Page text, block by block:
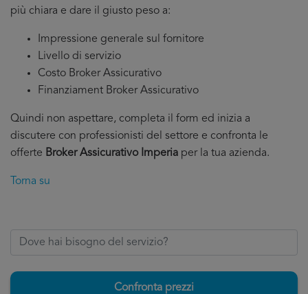
più chiara e dare il giusto peso a:
Impressione generale sul fornitore
Livello di servizio
Costo Broker Assicurativo
Finanziament Broker Assicurativo
Quindi non aspettare, completa il form ed inizia a
discutere con professionisti del settore e confronta le
offerte Broker Assicurativo Imperia per la tua azienda.
Torna su
Confronta prezzi